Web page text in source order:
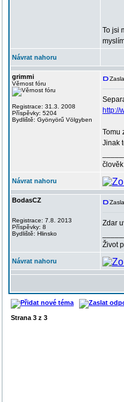
To jsi
Návrat nahoru
grimmi
Věrnost fóru
Registrace: 31.3. 2008
Příspěvky: 5204
Bydliště: Gyönyörű Völgyben
http://
Tomu
Jinak
Návrat nahoru
BodasCZ
Registrace: 7.8. 2013
Příspěvky: 8
Bydliště: Hlinsko
Zdar
Život
Návrat nahoru
Strana 3 z 3